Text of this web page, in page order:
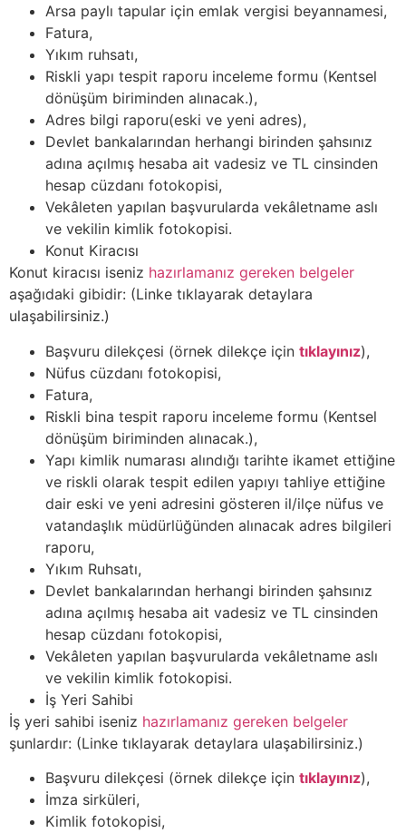
Arsa paylı tapular için emlak vergisi beyannamesi,
Fatura,
Yıkım ruhsatı,
Riskli yapı tespit raporu inceleme formu (Kentsel
dönüşüm biriminden alınacak.),
Adres bilgi raporu(eski ve yeni adres),
Devlet bankalarından herhangi birinden şahsınız
adına açılmış hesaba ait vadesiz ve TL cinsinden
hesap cüzdanı fotokopisi,
Vekâleten yapılan başvurularda vekâletname aslı
ve vekilin kimlik fotokopisi.
Konut Kiracısı
Konut kiracısı iseniz hazırlamanız gereken belgeler
aşağıdaki gibidir: (Linke tıklayarak detaylara
ulaşabilirsiniz.)
Başvuru dilekçesi (örnek dilekçe için tıklayınız),
Nüfus cüzdanı fotokopisi,
Fatura,
Riskli bina tespit raporu inceleme formu (Kentsel
dönüşüm biriminden alınacak.),
Yapı kimlik numarası alındığı tarihte ikamet ettiğine
ve riskli olarak tespit edilen yapıyı tahliye ettiğine
dair eski ve yeni adresini gösteren il/ilçe nüfus ve
vatandaşlık müdürlüğünden alınacak adres bilgileri
raporu,
Yıkım Ruhsatı,
Devlet bankalarından herhangi birinden şahsınız
adına açılmış hesaba ait vadesiz ve TL cinsinden
hesap cüzdanı fotokopisi,
Vekâleten yapılan başvurularda vekâletname aslı
ve vekilin kimlik fotokopisi.
İş Yeri Sahibi
İş yeri sahibi iseniz hazırlamanız gereken belgeler
şunlardır: (Linke tıklayarak detaylara ulaşabilirsiniz.)
Başvuru dilekçesi (örnek dilekçe için tıklayınız),
İmza sirküleri,
Kimlik fotokopisi,